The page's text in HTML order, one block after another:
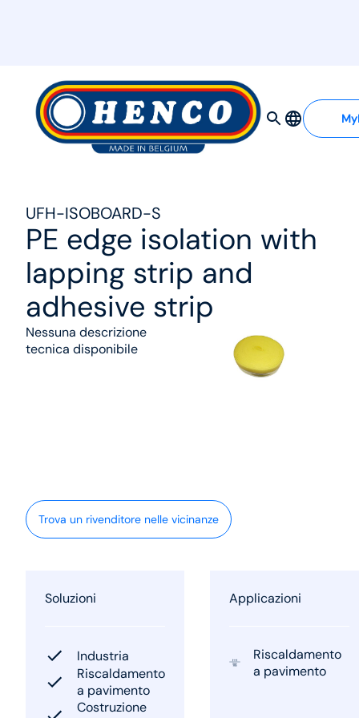
UFH-ISOBOARD-S
PE edge isolation with
lapping strip and
adhesive strip
Nessuna descrizione
tecnica disponibile
Trova un rivenditore nelle vicinanze
Soluzioni
Industria
Riscaldamento
a pavimento
Costruzione
Applicazioni
Riscaldamento
a pavimento